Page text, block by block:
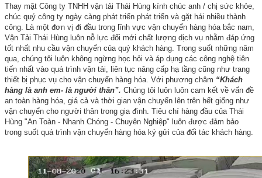
Thay mặt Công ty TNHH vận tải Thái Hùng kính chúc anh / chị sức khỏe,
chúc quý công ty ngày càng phát triển phát triển và gặt hái nhiều thành
công. Là một đơn vị đi đầu trong lĩnh vực vận chuyển hàng hóa bắc nam,
Vận Tải Thái Hùng luôn nỗ lực đổi mới chất lượng dịch vụ nhằm đáp ứng
tốt nhất nhu cầu vận chuyển của quý khách hàng. Trong suốt những năm
qua, chúng tôi luôn không ngừng học hỏi và áp dụng các công nghệ tiên
tiến nhất vào quá trình vận tải, liên tục nâng cấp hạ tầng cũng như trang
thiết bị phục vụ cho vận chuyển hàng hóa. Với phương châm “Khách
hàng là anh em- là người thân”. Chúng tôi luôn luôn cam kết về vấn đề
an toàn hàng hóa, giá cả và thời gian vận chuyển lên trên hết giống như
vận chuyển cho người thân trong gia đình. Tiêu chí hàng đầu của Thái
Hùng "An Toàn - Nhanh Chóng - Chuyên Nghiệp" luôn được đảm bảo
trong suốt quá trình vận chuyển hàng hóa ký gửi của đối tác khách hàng.